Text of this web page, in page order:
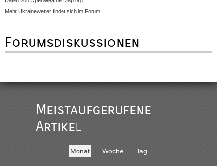
Mehr Ukrainewetter findet sich im Forum
Forumsdiskussionen
Meistaufgerufene
Artikel
Monat Woche Tag